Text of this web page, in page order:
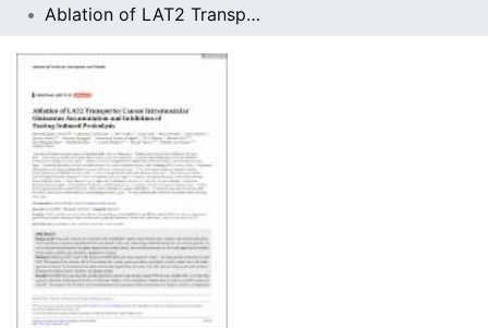
Ablation of LAT2 Transporter Causes Intramuscular Glutamine Accumulation and Inhibition of Fasting-Induced Proteolysis